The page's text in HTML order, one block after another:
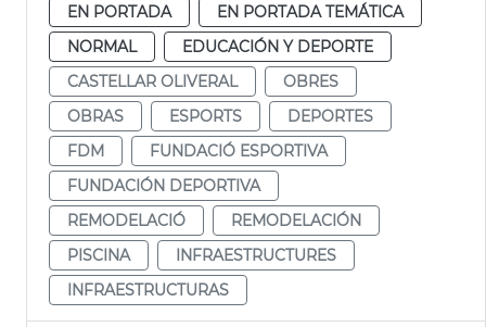
EN PORTADA
EN PORTADA TEMÁTICA
NORMAL
EDUCACIÓN Y DEPORTE
CASTELLAR OLIVERAL
OBRES
OBRAS
ESPORTS
DEPORTES
FDM
FUNDACIÓ ESPORTIVA
FUNDACIÓN DEPORTIVA
REMODELACIÓ
REMODELACIÓN
PISCINA
INFRAESTRUCTURES
INFRAESTRUCTURAS